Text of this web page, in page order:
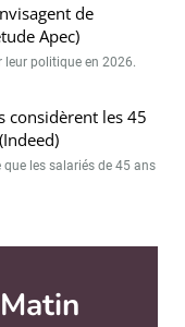
de
Apec)
leur politique en 2026.
considèrent les 45
que les salariés de 45 ans